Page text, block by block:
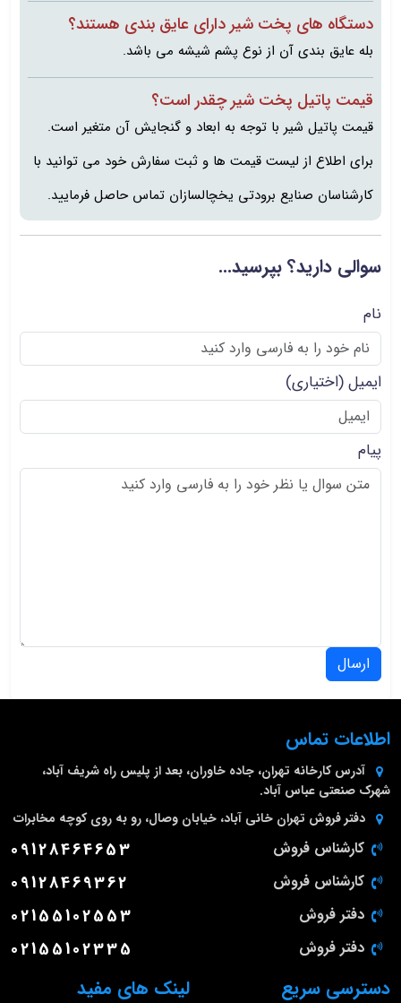
دستگاه های پخت شیر دارای عایق بندی هستند؟
بله عایق بندی آن از نوع پشم شیشه می باشد.
قیمت پاتیل پخت شیر چقدر است؟
قیمت پاتیل شیر با توجه به ابعاد و گنجایش آن متغیر است.
برای اطلاع از لیست قیمت ها و ثبت سفارش خود می توانید با
کارشناسان صنایع برودتی یخچالسازان تماس حاصل فرمایید.
سوالی دارید؟ بپرسید...
نام
ایمیل(اختیاری)
پیام
ارسال
لینک های مفید دسترسی سریع
اطلاعات تماس
آدرس کارخانه تهران، جاده خاوران، بعد از پلیس راه شریف آباد،
شهرک صنعتی عباس آباد.
دفتر فروش تهران خانی آباد، خیابان وصال، رو به روی کوچه مخابرات
کارشناس فروش 09128464653
کارشناس فروش 09128469362
دفتر فروش 02155102553
دفتر فروش 02155102335